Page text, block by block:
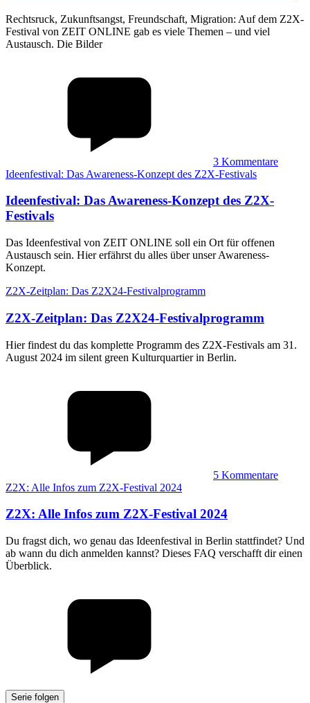
Rechtsruck, Zukunftsangst, Freundschaft, Migration: Auf dem Z2X-
Festival von ZEIT ONLINE gab es viele Themen – und viel
Austausch. Die Bilder
3 Kommentare
Ideenfestival: Das Awareness-Konzept des Z2X-Festivals
Ideenfestival: Das Awareness-Konzept des Z2X-
Festivals
Das Ideenfestival von ZEIT ONLINE soll ein Ort für offenen
Austausch sein. Hier erfährst du alles über unser Awareness-
Konzept.
Z2X-Zeitplan: Das Z2X24-Festivalprogramm
Z2X-Zeitplan: Das Z2X24-Festivalprogramm
Hier findest du das komplette Programm des Z2X-Festivals am 31.
August 2024 im silent green Kulturquartier in Berlin.
5 Kommentare
Z2X: Alle Infos zum Z2X-Festival 2024
Z2X: Alle Infos zum Z2X-Festival 2024
Du fragst dich, wo genau das Ideenfestival in Berlin stattfindet? Und
ab wann du dich anmelden kannst? Dieses FAQ verschafft dir einen
Überblick.
Serie folgen